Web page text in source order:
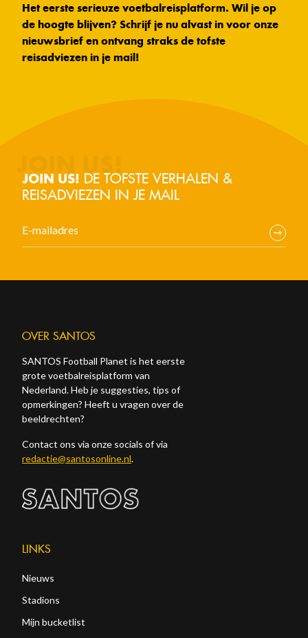
Het eerste serieuze voetbalreisplatform. Wil je op
de hoogte blijven? Schrijf je nu alvast in voor onze
nieuwsbrief en ontvang straks de tofste
reisadviezen in je mail!
JOIN US! DE TOFSTE VERHALEN &
REISADVIEZEN IN JE MAIL
OVER SANTOS
SANTOS Football Planet is het eerste
grote voetbalreisplatform van
Nederland. Heb je suggesties, tips of
opmerkingen? Heeft u vragen over de
beeldrechten?
Contact ons via onze socials of via
redactie@santosonline.nl.
LINKS
Nieuws
Stadions
Mijn bucketlist